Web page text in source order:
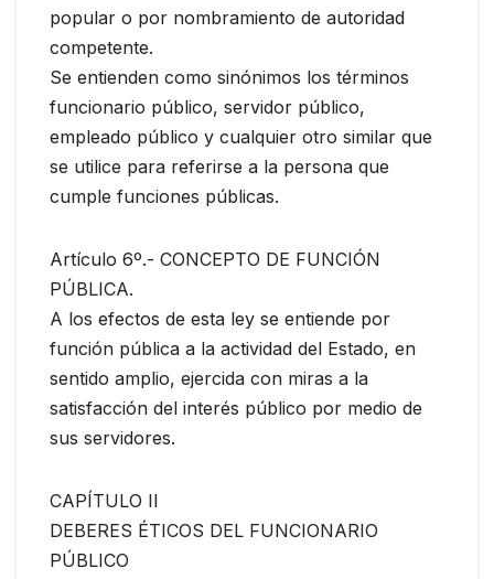
popular o por nombramiento de autoridad
competente.
Se entienden como sinónimos los términos
funcionario público, servidor público,
empleado público y cualquier otro similar que
se utilice para referirse a la persona que
cumple funciones públicas.
Artículo 6º.- CONCEPTO DE FUNCIÓN
PÚBLICA.
A los efectos de esta ley se entiende por
función pública a la actividad del Estado, en
sentido amplio, ejercida con miras a la
satisfacción del interés público por medio de
sus servidores.
CAPÍTULO II
DEBERES ÉTICOS DEL FUNCIONARIO
PÚBLICO